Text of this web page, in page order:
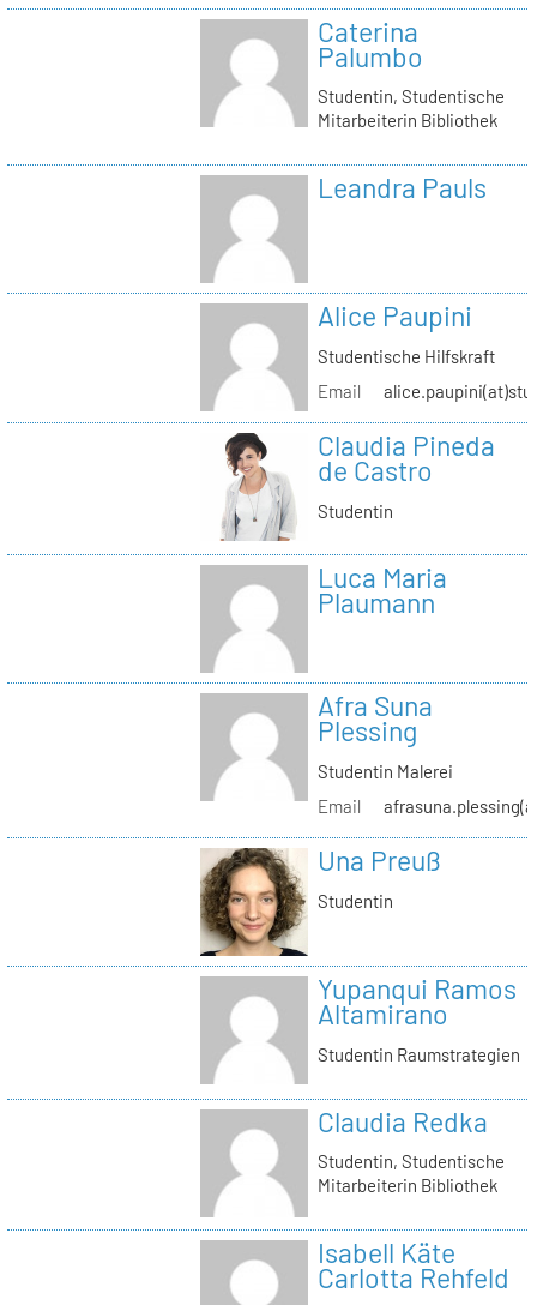
Caterina
Palumbo
Studentin, Studentische
Mitarbeiterin Bibliothek
Leandra Pauls
Alice Paupini
Studentische Hilfskraft
Email
Claudia Pineda
de Castro
Studentin
Luca Maria
Plaumann
Afra Suna
Plessing
Studentin Malerei
Email
Una Preuß
Studentin
Yupanqui Ramos
Altamirano
Studentin Raumstrategien
Claudia Redka
Studentin, Studentische
Mitarbeiterin Bibliothek
Isabell Käte
Carlotta Rehfeld